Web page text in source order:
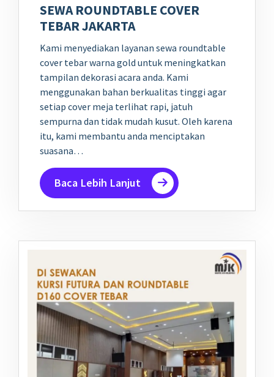
SEWA ROUNDTABLE COVER
TEBAR JAKARTA
Kami menyediakan layanan sewa roundtable
cover tebar warna gold untuk meningkatkan
tampilan dekorasi acara anda. Kami
menggunakan bahan berkualitas tinggi agar
setiap cover meja terlihat rapi, jatuh
sempurna dan tidak mudah kusut. Oleh karena
itu, kami membantu anda menciptakan
suasana…
Baca Lebih Lanjut